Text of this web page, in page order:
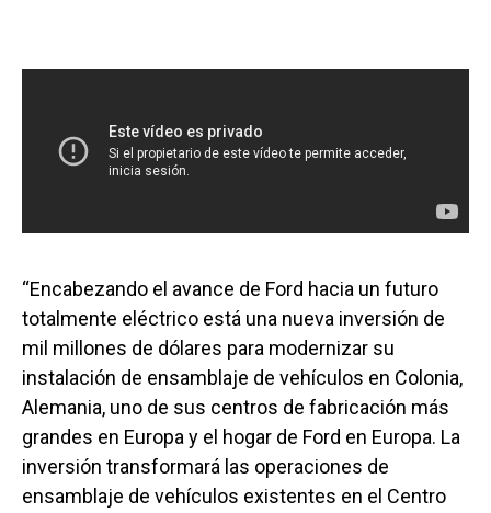
“Encabezando el avance de Ford hacia un futuro
totalmente eléctrico está una nueva inversión de
mil millones de dólares para modernizar su
instalación de ensamblaje de vehículos en Colonia,
Alemania, uno de sus centros de fabricación más
grandes en Europa y el hogar de Ford en Europa. La
inversión transformará las operaciones de
ensamblaje de vehículos existentes en el Centro